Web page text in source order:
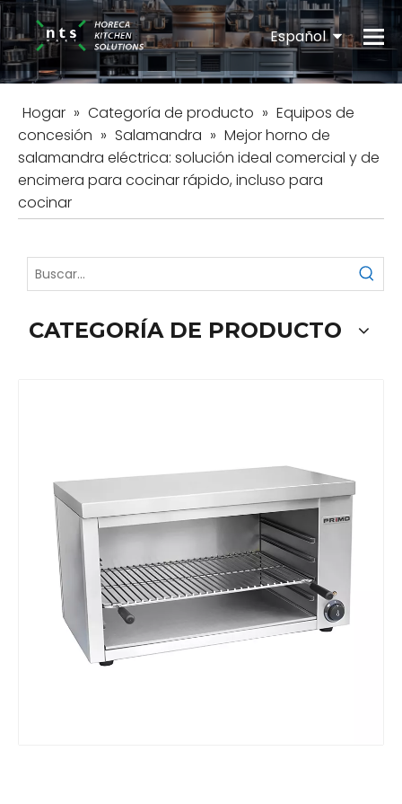
Español
English
Hogar » Categoría de producto » Equipos de
concesión » Salamandra » Mejor horno de
salamandra eléctrica: solución ideal comercial y de
encimera para cocinar rápido, incluso para
cocinar
CATEGORÍA DE PRODUCTO